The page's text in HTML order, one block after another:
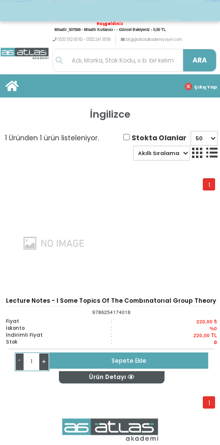
Hoşgeldiniz
Misafir_507688 - Misafir Kullanıcı - - Güncel Bakiyeniz : 0,00 TL
0533 512 93 83 - 0332 241 3059
bilgi@atlasakademiyayin.com
ARA
Çıkış Yap
İngilizce
1 Üründen 1 ürün listeleniyor. Stokta Olanlar
1
Lecture Notes - I Some Topics Of The Combınatorıal Group Theory
9786254174018
Fiyat : 220,00 ₺
İskonto : %0
İndirimli Fiyat : 220,00 TL
Stok : 0
- +
Sepete Ekle
Ürün Detayı
1